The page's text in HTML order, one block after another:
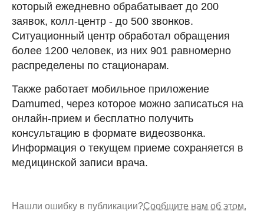
который ежедневно обрабатывает до 200
заявок, колл-центр - до 500 звонков.
Ситуационный центр обработал обращения
более 1200 человек, из них 901 равномерно
распределены по стационарам.
Также работает мобильное приложение
Damumed, через которое можно записаться на
онлайн-прием и бесплатно получить
консультацию в формате видеозвонка.
Информация о текущем приеме сохраняется в
медицинской записи врача.
Нашли ошибку в публикации?Сообщите нам об этом.